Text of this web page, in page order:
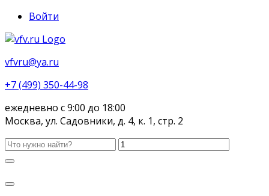
Войти
vfvru@ya.ru
+7 (499) 350-44-98
ежедневно с 9:00 до 18:00
Москва, ул. Садовники, д. 4, к. 1, стр. 2